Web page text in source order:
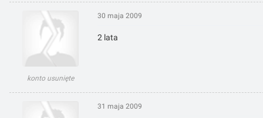
konto usunięte
30 maja 2009
2 lata
31 maja 2009